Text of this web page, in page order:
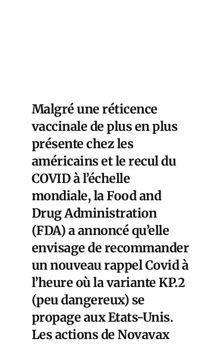
Malgré une réticence
vaccinale de plus en plus
présente chez les
américains et le recul du
COVID à l’échelle
mondiale, la Food and
Drug Administration
(FDA) a annoncé qu’elle
envisage de recommander
un nouveau rappel Covid à
l’heure où la variante KP.2
(peu dangereux) se
propage aux Etats-Unis.
Lesactions de Novavax